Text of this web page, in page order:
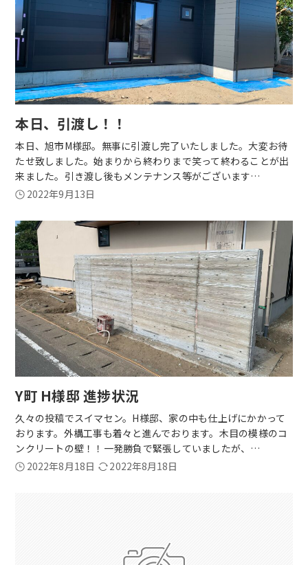
本日、引渡し！！
本日、旭市M様邸。無事に引渡し完了いたしました。大変お待
たせ致しました。始まりから終わりまで笑って終わることが出
来ました。引き渡し後もメンテナンス等がございます…
2022年9月13日
Y町 H様邸 進捗状況
久々の投稿でスイマセン。H様邸、家の中も仕上げにかかって
おります。外構工事も着々と進んでおります。木目の模様のコ
ンクリートの壁！！一発勝負で緊張していましたが、…
2022年8月18日
2022年8月18日